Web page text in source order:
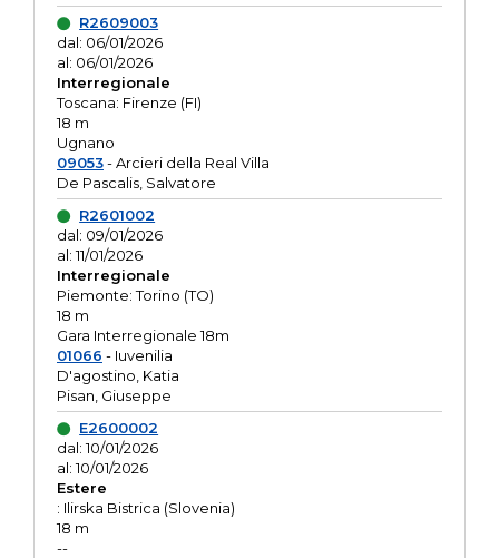
R2609003
dal: 06/01/2026
al: 06/01/2026
Interregionale
Toscana: Firenze (FI)
18 m
Ugnano
09053- Arcieri della Real Villa
De Pascalis, Salvatore
R2601002
dal: 09/01/2026
al: 11/01/2026
Interregionale
Piemonte: Torino (TO)
18 m
Gara Interregionale 18m
01066 - Iuvenilia
D'agostino, Katia
Pisan, Giuseppe
E2600002
dal: 10/01/2026
al: 10/01/2026
Estere
: Ilirska Bistrica (Slovenia)
18 m
--